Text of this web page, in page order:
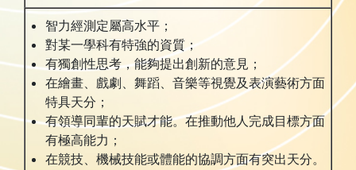
智力經測定屬高水平；
對某一學科有特強的資質；
有獨創性思考，能夠提出創新的意見；
在繪畫、戲劇、舞蹈、音樂等視覺及表演藝術方面
特具天分；
有領導同輩的天賦才能。在推動他人完成目標方面
有極高能力；
在競技、機械技能或體能的協調方面有突出天分。